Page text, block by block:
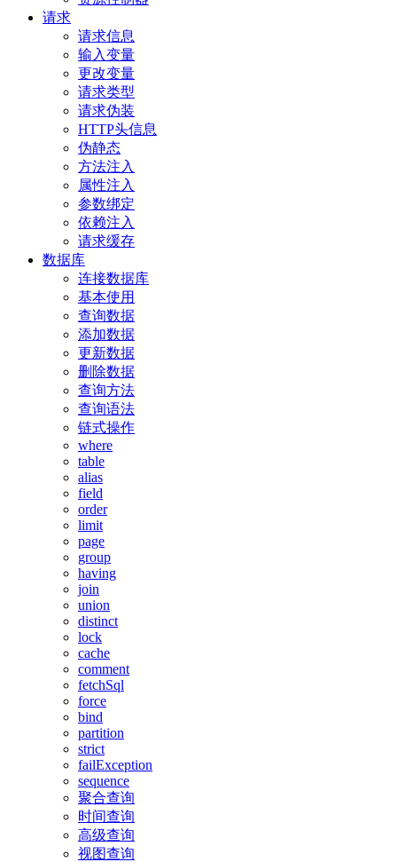
请求
请求信息
输入变量
更改变量
请求类型
请求伪装
HTTP头信息
伪静态
方法注入
属性注入
参数绑定
依赖注入
请求缓存
数据库
连接数据库
基本使用
查询数据
添加数据
更新数据
删除数据
查询方法
查询语法
链式操作
where
table
alias
field
order
limit
page
group
having
join
union
distinct
lock
cache
comment
fetchSql
force
bind
partition
strict
failException
sequence
聚合查询
时间查询
高级查询
视图查询